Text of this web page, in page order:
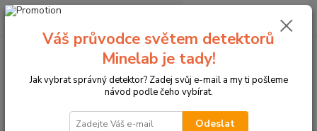
+420774877333
0 Kč
Váš průvodce světem detektorů
Minelab je tady!
Jak vybrat správný detektor? Zadej svůj e-mail a my ti pošleme
návod podle čeho vybírat.
Odeslat